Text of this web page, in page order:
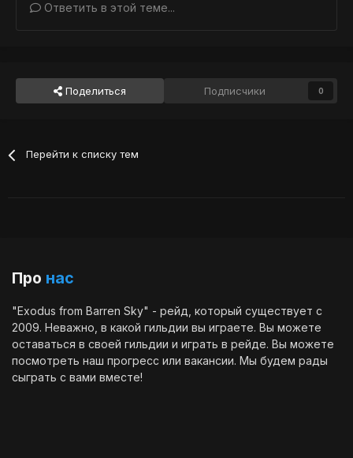
Ответить в этой теме...
Поделиться Подписчики 0
Перейти к списку тем
Про нас
"Exodus from Barren Sky" - рейд, который существует с
2009. Неважно, в какой гильдии вы играете. Вы можете
оставаться в своей гильдии и играть в рейде. Вы можете
посмотреть наш прогресс или вакансии. Мы будем рады
сыграть с вами вместе!